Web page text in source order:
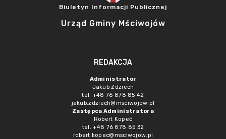
Biuletyn Informacji Publicznej
Urząd Gminy Mściwojów
REDAKCJA
Administrator
Jakub Zdziech
tel. +48 76 878 85 42
jakub.zdziech@msciwojow.pl
Zastępca Administratora
Robert Kopeć
tel. +48 76 878 85 32
robert.kopec@msciwojow.pl